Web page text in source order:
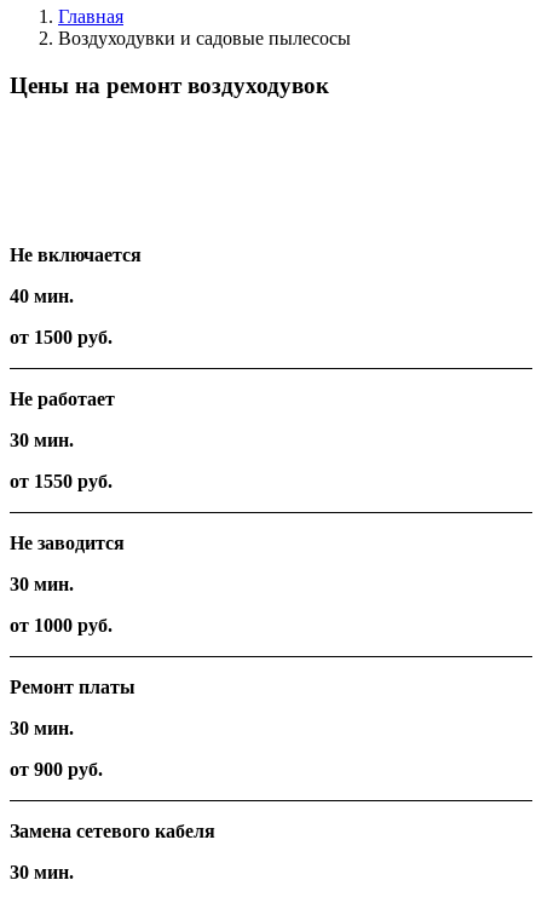
Главная
Воздуходувки и садовые пылесосы
Цены на ремонт воздуходувок
Не включается
40 мин.
от 1500 руб.
Не работает
30 мин.
от 1550 руб.
Не заводится
30 мин.
от 1000 руб.
Ремонт платы
30 мин.
от 900 руб.
Замена сетевого кабеля
30 мин.